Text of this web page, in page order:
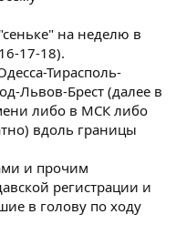
на неделю в
17-18).
Тирасполь-
Львов-Брест (далее в
либо в МСК либо
вдоль границы
и прочим
регистрации и
в голову по ходу